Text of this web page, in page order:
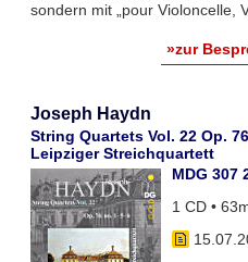
sondern mit „pour Violoncelle,
»zur
Joseph Haydn
String Quartets Vol. 22 Op.
Leipziger Streichquartett
MDG 307
1 CD •